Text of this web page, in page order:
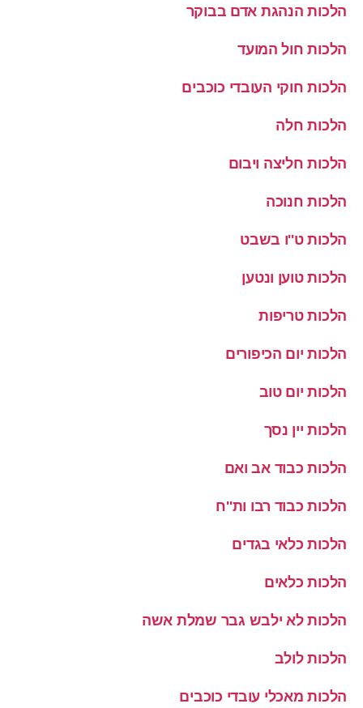
הלכות הנהגת אדם בבוקר
הלכות חול המועד
הלכות חוקי העובדי כוכבים
הלכות חלה
הלכות חליצה ויבום
הלכות חנוכה
הלכות ט''ו בשבט
הלכות טוען ונטען
הלכות טריפות
הלכות יום הכיפורים
הלכות יום טוב
הלכות יין נסך
הלכות כבוד אב ואם
הלכות כבוד רבו ות''ח
הלכות כלאי בגדים
הלכות כלאים
הלכות לא ילבש גבר שמלת אשה
הלכות לולב
הלכות מאכלי עובדי כוכבים